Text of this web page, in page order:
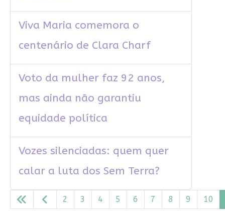
Viva Maria comemora o
centenário de Clara Charf
Voto da mulher faz 92 anos,
mas ainda não garantiu
equidade política
Vozes silenciadas: quem quer
calar a luta dos Sem Terra?
2 3 4 5 6 7 8 9 10